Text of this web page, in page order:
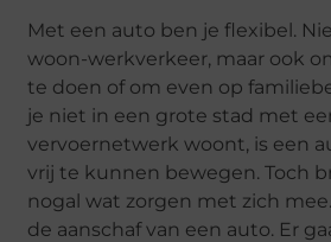
Met een auto ben je flexibel.
woon-werkverkeer, maar ook
te doen of om even op
je niet in een grote stad met
vervoernetwerk woont, is een
vrij te kunnen bewegen. Toch
nogal wat zorgen met zich
de aanschaf van een auto. Er